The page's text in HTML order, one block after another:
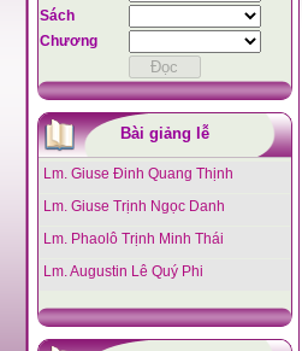
Sách
Chương
Bài giảng lễ
Lm. Giuse Đinh Quang Thịnh
Lm. Giuse Trịnh Ngọc Danh
Lm. Phaolô Trịnh Minh Thái
Lm. Augustin Lê Quý Phi